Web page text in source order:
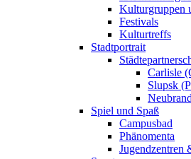
Kulturgruppen
Festivals
Kulturtreffs
Stadtportrait
Carlisle
Slupsk
Spiel und Spaß
Campusbad
Phänomenta
Jugendzentren